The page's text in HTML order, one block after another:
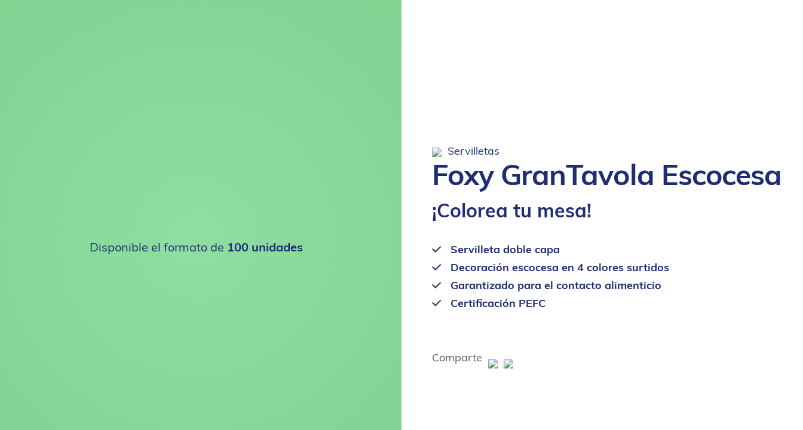
Disponible el formato de 100 unidades
Servilletas
Foxy GranTavola Escocesa
¡Colorea tu mesa!
Servilleta doble capa
Decoración escocesa en 4 colores surtidos
Garantizado para el contacto alimenticio
Certificación PEFC
Comparte